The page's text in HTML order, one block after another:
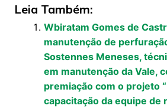
Leia Também:
Wbiratam Gomes de
manutenção de
Sostennes Meneses,
em manutenção da Vale,
premiação com o projeto
capacitação da equipe de